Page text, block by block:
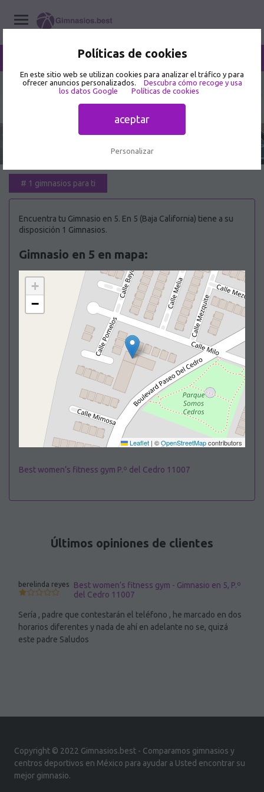
Políticas de cookies
En este sitio web se utilizan cookies para analizar el tráfico y para
ofrecer anuncios personalizados.
Descubra cómo recoge y usa
los datos Google
Políticas de cookies
aceptar
Personalizar
Baja California /5
Mejor Gimnasio en 5 🥇
# 1 gimnasios para ti
Encuentra tu Gimnasio en 5. En 5 (Baja California) tiene a su
disposición 1 Gimnasios.
Gimnasio en 5 en mapa:
+
−
Leaflet | ©OpenStreetMapcontributors
Best women’s fitness gym P.º del Cedro 11007
Últimos opiniones de clientes
berelinda reyes
Best women’s fitness gym - Gimnasio en 5, P.º
del Cedro 11007
Sería , padre que contestarán el teléfono , he marcado en dos
horarios diferentes y nada de ahí en adelante no se, quizá
este padre Saludos
Copyright © 2022 Gimnasios.best - Comparamos gimnasios y
centros deportivos en México para ayudar a Usted encontrar su
mejor gimnasio.